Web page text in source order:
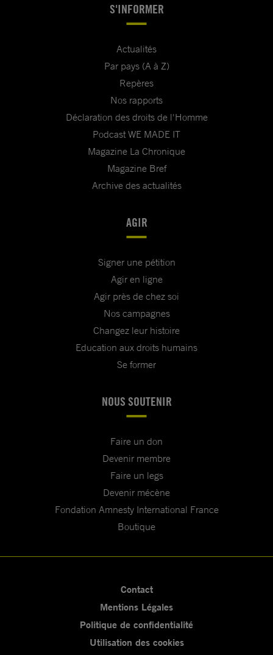
S'INFORMER
Actualités
Par pays (A à Z)
Repères
Nos rapports
Déclaration des droits de l'Homme
Podcast WE MADE IT
Magazine La Chronique
Magazine Bref
Archive des actualités
AGIR
Signer une pétition
Agir en ligne
Agir près de chez soi
Nos campagnes
Changez leur histoire
Education aux droits humains
Se former
NOUS SOUTENIR
Faire un don
Devenir membre
Faire un legs
Devenir mécène
Fondation Amnesty International France
Boutique
Contact
Mentions Légales
Politique de confidentialité
Utilisation des cookies